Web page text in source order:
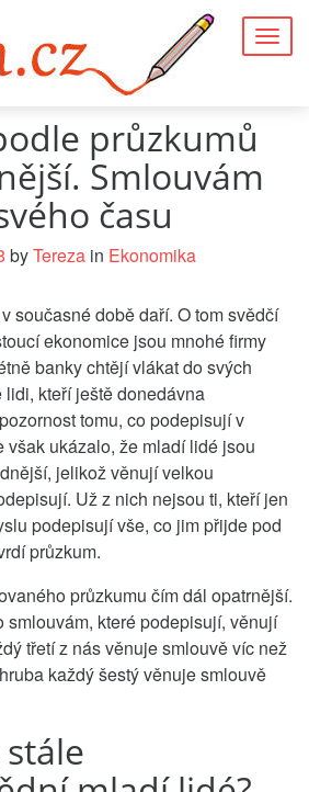
průzkumů
Smlouvám
času
byTereza in Ekonomika
současné době daří. O tom svědčí
ekonomice jsou mnohé firmy
banky chtějí vlákat do svých
kteří ještě donedávna
tomu, co podepisují v
však ukázalo, že mladí lidé jsou
jelikož věnují velkou
Už z nich nejsou ti, kteří jen
podepisují vše, co jim přijde pod
průzkum.
průzkumu čím dál opatrnější.
smlouvám, které podepisují, věnují
třetí z nás věnuje smlouvě víc než
každý šestý věnuje smlouvě